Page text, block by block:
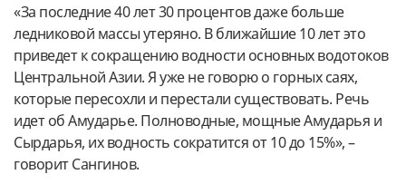
«За последние 40 лет 30 процентов даже больше
ледниковой массы утеряно. В ближайшие 10 лет это
приведет к сокращению водности основных водотоков
Центральной Азии. Я уже не говорю о горных саях,
которые пересохли и перестали существовать. Речь
идет об Амударье. Полноводные, мощные Амударья и
Сырдарья, их водность сократится от 10 до 15%», –
говорит Сангинов.